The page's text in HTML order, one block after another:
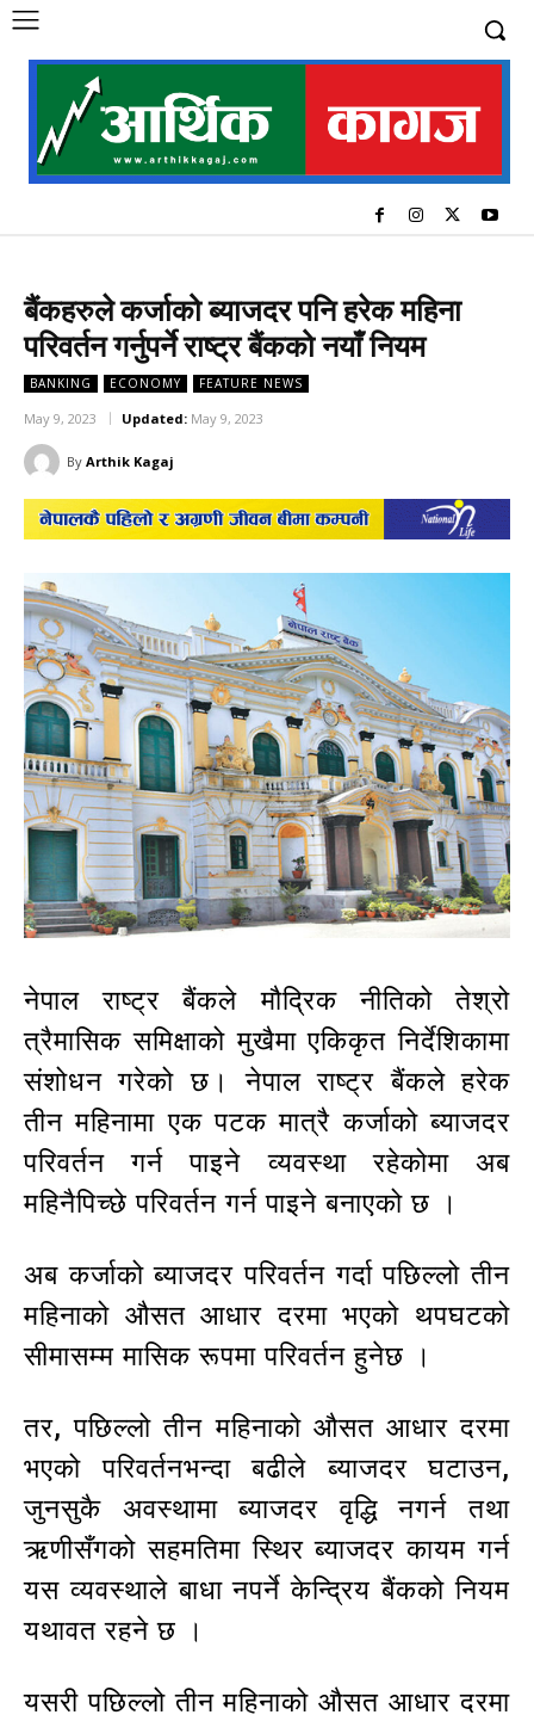
बैंकहरुले कर्जाको ब्याजदर पनि हरेक महिना
परिवर्तन गर्नुपर्ने राष्ट्र बैंकको नयाँ नियम
BANKING ECONOMY FEATURE NEWS
May 9, 2023 Updated: May 9, 2023
By Arthik Kagaj
नेपाल राष्ट्र बैंकले मौद्रिक नीतिको तेश्रो
त्रैमासिक समिक्षाको मुखैमा एकिकृत निर्देशिकामा
संशोधन गरेको छ। नेपाल राष्ट्र बैंकले हरेक
तीन महिनामा एक पटक मात्रै कर्जाको ब्याजदर
परिवर्तन गर्न पाइने व्यवस्था रहेकोमा अब
महिनैपिच्छे परिवर्तन गर्न पाइने बनाएको छ ।
अब कर्जाको ब्याजदर परिवर्तन गर्दा पछिल्लो तीन
महिनाको औसत आधार दरमा भएको थपघटको
सीमासम्म मासिक रूपमा परिवर्तन हुनेछ ।
तर, पछिल्लो तीन महिनाको औसत आधार दरमा
भएको परिवर्तनभन्दा बढीले ब्याजदर घटाउन,
जुनसुकै अवस्थामा ब्याजदर वृद्धि नगर्न तथा
ऋणीसँगको सहमतिमा स्थिर ब्याजदर कायम गर्न
यस व्यवस्थाले बाधा नपर्ने केन्द्रिय बैंकको नियम
यथावत रहने छ ।
यसरी पछिल्लो तीन महिनाको औसत आधार दरमा